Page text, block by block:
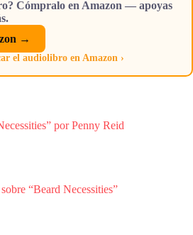
Cómpralo en Amazon — apoyas
→
el audiolibro en Amazon ›
por Penny Reid
“Beard Necessities”